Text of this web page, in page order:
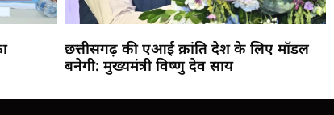
छत्तीसगढ़ की एआई क्रांति देश के लिए मॉडल
बनेगी: मुख्यमंत्री विष्णु देव साय